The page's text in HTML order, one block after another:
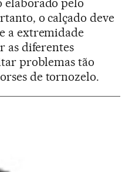
elaborado pelo
o calçado deve
a extremidade
as diferentes
problemas tão
de tornozelo.